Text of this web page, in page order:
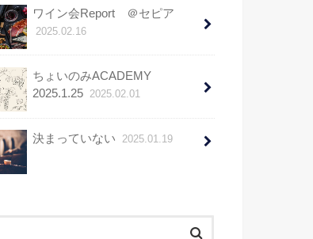
ワイン会Report ＠セピア
2025.02.16
ちょいのみACADEMY
2025.1.25 2025.02.01
決まっていない 2025.01.19